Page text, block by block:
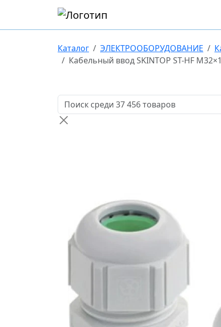
Каталог ЭЛЕКТРООБОРУДОВАНИЕ
Кабельный ввод SKINTOP ST-HF
Поиск товаров по названию или артикулу